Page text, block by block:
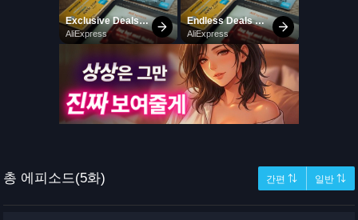
총 에피소드(5화) 간편 ⇅ 일반 ⇅